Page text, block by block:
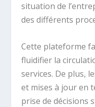
situation de
des différents
Cette plateforme
fluidifier la
services. De plus,
et mises à jour en
prise de décisions